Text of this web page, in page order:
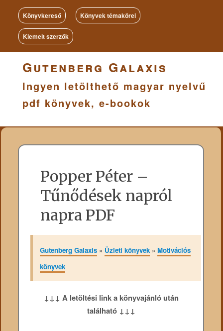
Könyvkereső Könyvek témakörei
Kiemelt szerzők
Gutenberg Galaxis
Ingyen letölthető magyar nyelvű
pdf könyvek, e-bookok
Popper Péter –
Tűnődések napról
napra PDF
Gutenberg Galaxis» Üzleti könyvek» Motivációs
könyvek
↓↓↓ A letöltési link a könyvajánló után
található ↓↓↓